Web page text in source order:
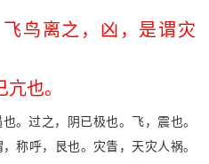
飞鸟离之，凶，是谓灾
也。
。过之，阴已极也。飞，震也。
称呼，艮也。灾眚，天灾人祸。